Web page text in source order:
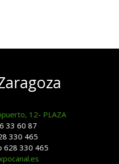
12- PLAZA
33 60 87
330 465
628 330 465